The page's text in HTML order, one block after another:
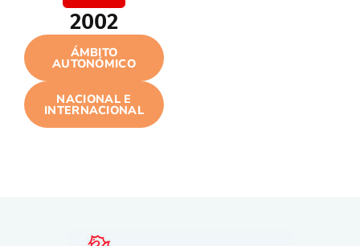
2002
ÁMBITO
AUTONÓMICO
NACIONAL E
INTERNACIONAL